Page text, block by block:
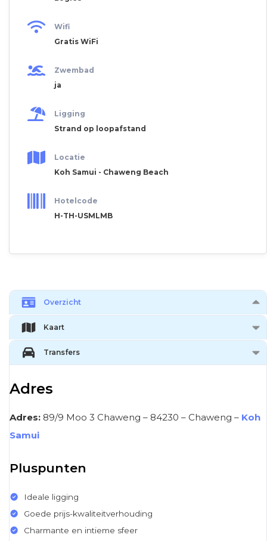
Wifi
Gratis WiFi
Zwembad
ja
Ligging
Strand op loopafstand
Locatie
Koh Samui - Chaweng Beach
Hotelcode
H-TH-USMLMB
Overzicht
Kaart
Transfers
Adres
Adres: 89/9 Moo 3 Chaweng – 84230 – Chaweng – Koh
Samui
Pluspunten
Ideale ligging
Goede prijs-kwaliteitverhouding
Charmante en intieme sfeer